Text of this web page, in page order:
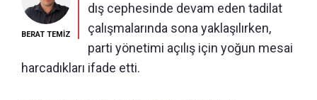
BERAT TEMİZ
dış cephesinde devam eden tadilat
çalışmalarında sona yaklaşılırken,
parti yönetimi açılış için yoğun mesai
harcadıkları ifade etti.